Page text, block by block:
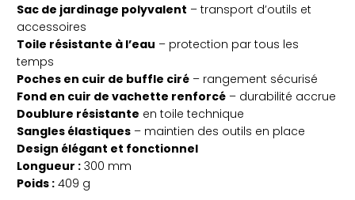
Sac de jardinage polyvalent – transport d’outils et
accessoires
Toile résistante à l’eau – protection par tous les
temps
Poches en cuir de buffle ciré – rangement sécurisé
Fond en cuir de vachette renforcé – durabilité accrue
Doublure résistante en toile technique
Sangles élastiques – maintien des outils en place
Design élégant et fonctionnel
Longueur : 300 mm
Poids : 409 g